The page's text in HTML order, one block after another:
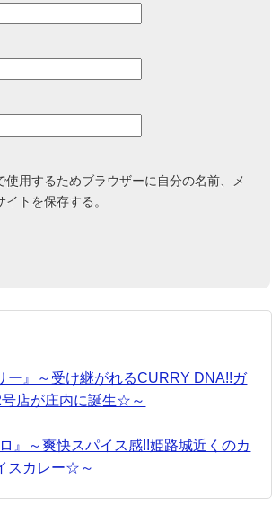
使用するためブラウザーに自分の名前、メ
トを保存する。
ー』～受け継がれるCURRY DNA!!ガ
店が庄内に誕生☆～
』～爽快スパイス感!!姫路城近くのカ
スカレー☆～